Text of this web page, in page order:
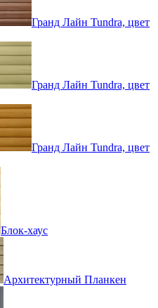
Гранд Лайн Tundra, цвет
Гранд Лайн Tundra, цвет
Гранд Лайн Tundra, цвет
Блок-хаус
Архитектурный Планкен